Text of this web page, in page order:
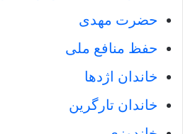
حضرت مهدی
حفظ منافع ملی
خاندان اژدها
خاندان تارگرین